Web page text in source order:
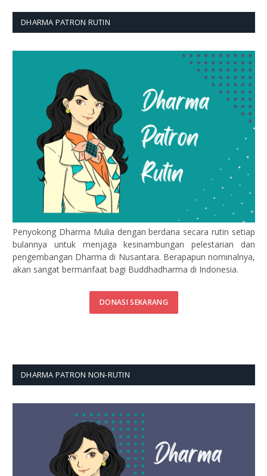
DHARMA PATRON RUTIN
Penyokong Dharma Mulia dengan berdana secara rutin setiap
bulannya untuk menjaga kesinambungan pelestarian dan
pengembangan Dharma di Nusantara. Berapapun nominalnya,
akan sangat bermanfaat bagi Buddhadharma di Indonesia.
DONASI SEKARANG
DHARMA PATRON NON-RUTIN